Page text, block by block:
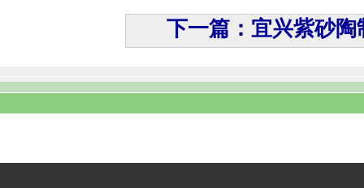
下一篇：宜兴紫砂陶